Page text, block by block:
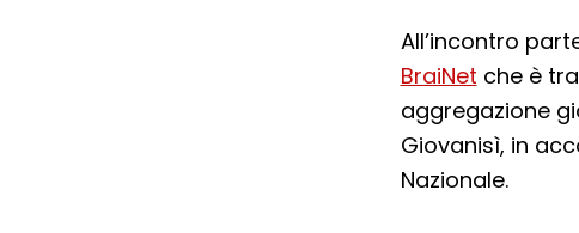
All’incontro
BraiNet che è
aggregazione
Giovanisì, in
Nazionale.